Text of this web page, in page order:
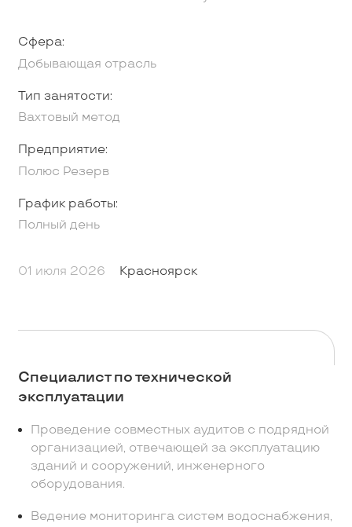
Сфера:
Добывающая отрасль
Тип занятости:
Вахтовый метод
Предприятие:
Полюс Резерв
График работы:
Полный день
01 июля 2026 Красноярск
Специалист по технической
эксплуатации
Проведение совместных аудитов с подрядной
организацией, отвечающей за эксплуатацию
зданий и сооружений, инженерного
оборудования.
Ведение мониторинга систем водоснабжения,